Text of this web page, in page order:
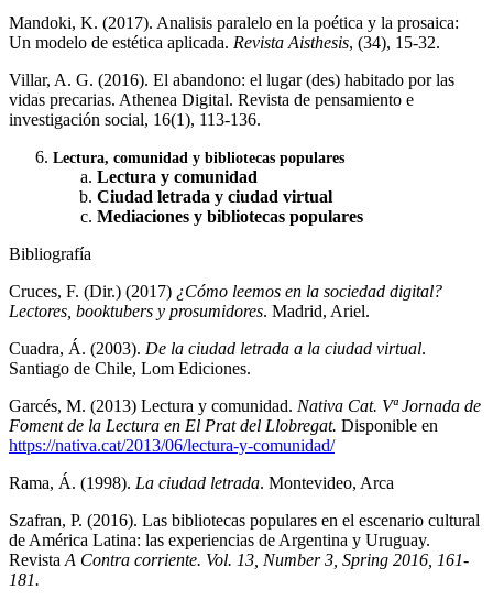
Mandoki, K. (2017). Analisis paralelo en la poética y la prosaica:
Un modelo de estética aplicada. Revista Aisthesis, (34), 15-32.
Villar, A. G. (2016). El abandono: el lugar (des) habitado por las
vidas precarias. Athenea Digital. Revista de pensamiento e
investigación social, 16(1), 113-136.
Lectura, comunidad y bibliotecas populares
Lectura y comunidad
Ciudad letrada y ciudad virtual
Mediaciones y bibliotecas populares
Bibliografía
Cruces, F. (Dir.) (2017) ¿Cómo leemos en la sociedad digital?
Lectores, booktubers y prosumidores. Madrid, Ariel.
Cuadra, Á. (2003). De la ciudad letrada a la ciudad virtual.
Santiago de Chile, Lom Ediciones.
Garcés, M. (2013) Lectura y comunidad. Nativa Cat. Vª Jornada de
Foment de la Lectura en El Prat del Llobregat. Disponible en
https://nativa.cat/2013/06/lectura-y-comunidad/
Rama, Á. (1998). La ciudad letrada. Montevideo, Arca
Szafran, P. (2016). Las bibliotecas populares en el escenario cultural
de América Latina: las experiencias de Argentina y Uruguay.
Revista A Contra corriente. Vol. 13, Number 3, Spring 2016, 161-
181.